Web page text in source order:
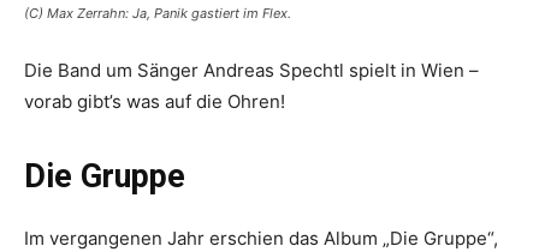
(C) Max Zerrahn: Ja, Panik gastiert im Flex.
Die Band um Sänger Andreas Spechtl spielt in Wien –
vorab gibt’s was auf die Ohren!
Die Gruppe
Im vergangenen Jahr erschien das Album „Die Gruppe“,